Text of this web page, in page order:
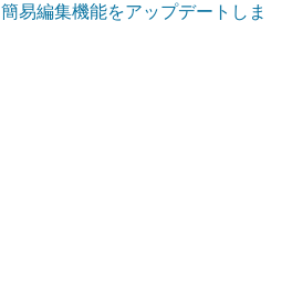
簡易編集機能をアップデートしま